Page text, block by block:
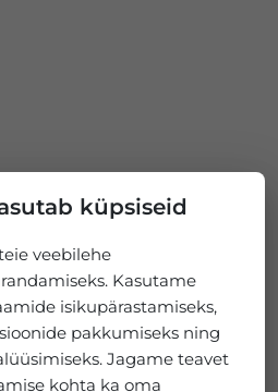
küpsiseid
veebilehe
Kasutame
isikupärastamiseks,
pakkumiseks ning
Jagame teavet
kohta ka oma